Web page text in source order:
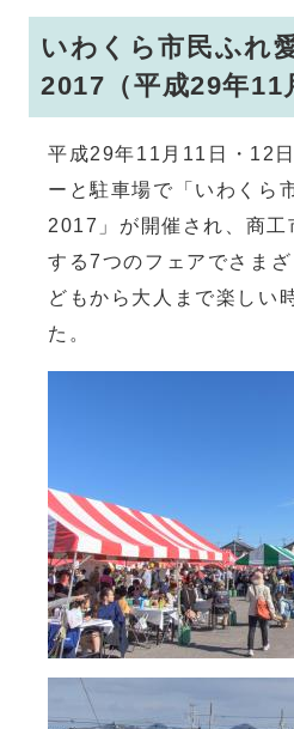
いわくら市民ふれ
2017（平成29年11
平成29年11月11日・12
ーと駐車場で「いわくら
2017」が開催され、商工
する7つのフェアでさま
どもから大人まで楽しい
た。